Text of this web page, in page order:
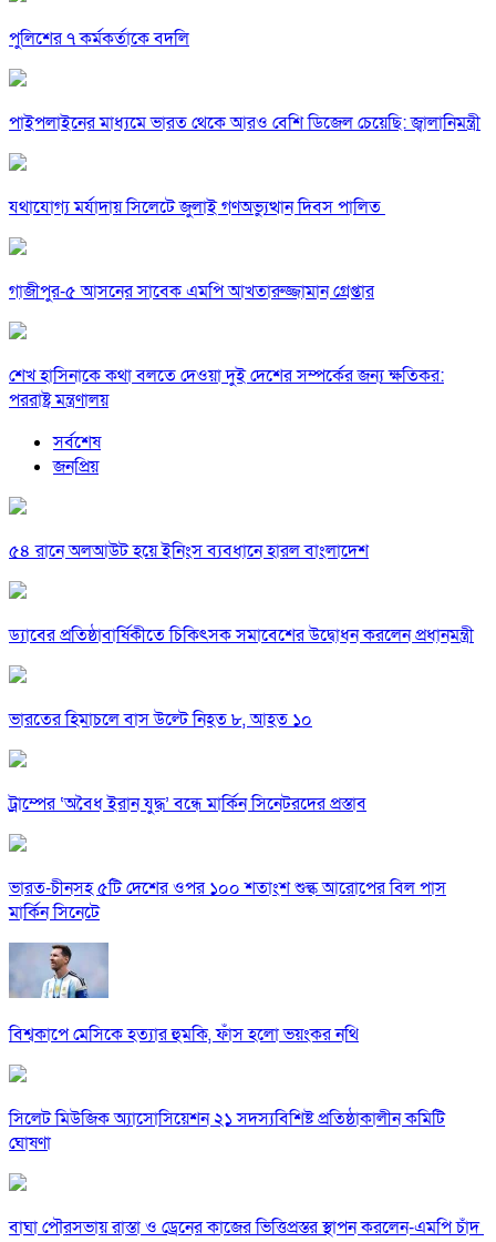
পুলিশের ৭ কর্মকর্তাকে বদলি
পাইপলাইনের মাধ্যমে ভারত থেকে আরও বেশি ডিজেল চেয়েছি: জ্বালানিমন্ত্রী
যথাযোগ্য মর্যাদায় সিলেটে জুলাই গণঅভ্যুত্থান দিবস পালিত
গাজীপুর-৫ আসনের সাবেক এমপি আখতারুজ্জামান গ্রেপ্তার
শেখ হাসিনাকে কথা বলতে দেওয়া দুই দেশের সম্পর্কের জন্য ক্ষতিকর:
পররাষ্ট্র মন্ত্রণালয়
সর্বশেষ
জনপ্রিয়
৫৪ রানে অলআউট হয়ে ইনিংস ব্যবধানে হারল বাংলাদেশ
ড্যাবের প্রতিষ্ঠাবার্ষিকীতে চিকিৎসক সমাবেশের উদ্বোধন করলেন প্রধানমন্ত্রী
ভারতের হিমাচলে বাস উল্টে নিহত ৮, আহত ১০
ট্রাম্পের ‘অবৈধ ইরান যুদ্ধ’ বন্ধে মার্কিন সিনেটরদের প্রস্তাব
ভারত-চীনসহ ৫টি দেশের ওপর ১০০ শতাংশ শুল্ক আরোপের বিল পাস
মার্কিন সিনেটে
বিশ্বকাপে মেসিকে হত্যার হুমকি, ফাঁস হলো ভয়ংকর নথি
সিলেট মিউজিক অ্যাসোসিয়েশন ২১ সদস্যবিশিষ্ট প্রতিষ্ঠাকালীন কমিটি
ঘোষণা
বাঘা পৌরসভায় রাস্তা ও ড্রেনের কাজের ভিত্তিপ্রস্তর স্থাপন করলেন-এমপি চাঁদ